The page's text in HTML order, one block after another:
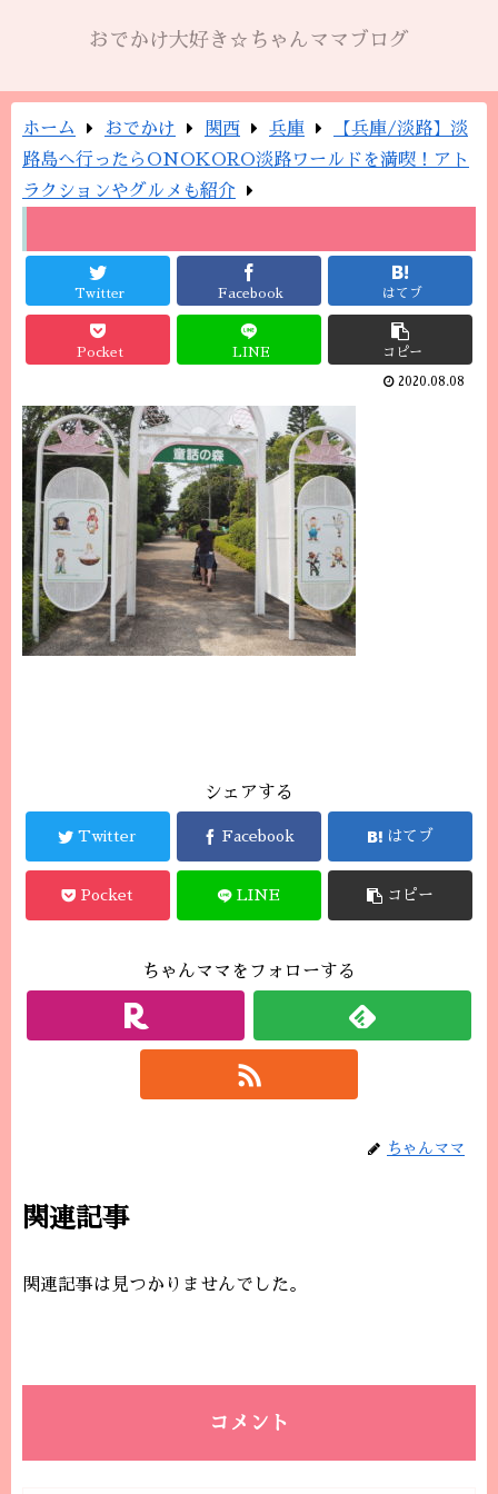
おでかけ大好き☆ちゃんママブログ
ホーム おでかけ 関西 兵庫
【兵庫/淡路】淡
路島へ行ったらONOKORO淡路ワールドを満喫！アト
ラクションやグルメも紹介
Twitter Facebook はてブ
Pocket LINE コピー
2020.08.08
シェアする
Twitter Facebook はてブ
Pocket LINE コピー
ちゃんママをフォローする
ちゃんママ
関連記事
関連記事は見つかりませんでした。
コメント